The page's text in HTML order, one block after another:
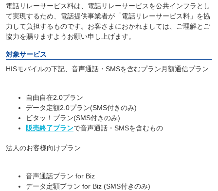
電話リレーサービス料は、電話リレーサービスを公共インフラとし
て実現するため、電話提供事業者が「電話リレーサービス料」を協
力して負担するものです。お客さまにおかれましては、ご理解とご
協力を賜りますようお願い申し上げます。
対象サービス
HISモバイルの下記、音声通話・SMSを含むプラン月額通信プラン
自由自在2.0プラン
データ定額2.0プラン(SMS付きのみ)
ビタッ！プラン(SMS付きのみ)
販売終了プランで音声通話・SMSを含むもの
法人のお客様向けプラン
音声通話プラン for Biz
データ定額プラン for Biz (SMS付きのみ)